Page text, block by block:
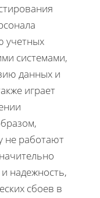
учетных
системами,
данных и
играет
не работают
надежность,
сбоев в